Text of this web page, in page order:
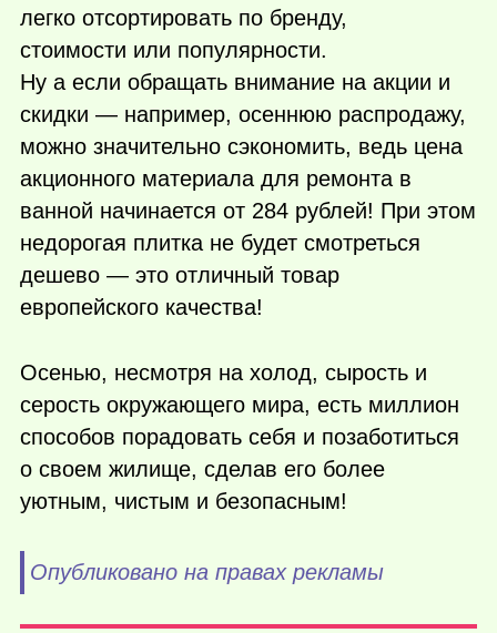
легко отсортировать по бренду,
стоимости или популярности.
Ну а если обращать внимание на акции и
скидки — например, осеннюю распродажу,
можно значительно сэкономить, ведь цена
акционного материала для ремонта в
ванной начинается от 284 рублей! При этом
недорогая плитка не будет смотреться
дешево — это отличный товар
европейского качества!
Осенью, несмотря на холод, сырость и
серость окружающего мира, есть миллион
способов порадовать себя и позаботиться
о своем жилище, сделав его более
уютным, чистым и безопасным!
Опубликовано на правах рекламы